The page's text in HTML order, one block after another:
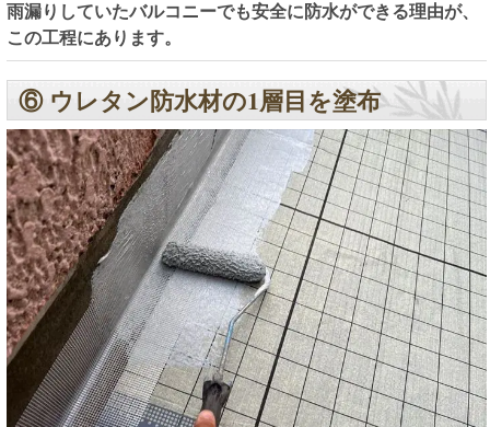
雨漏りしていたバルコニーでも安全に防水ができる理由が、
この工程にあります。
⑥ ウレタン防水材の1層目を塗布